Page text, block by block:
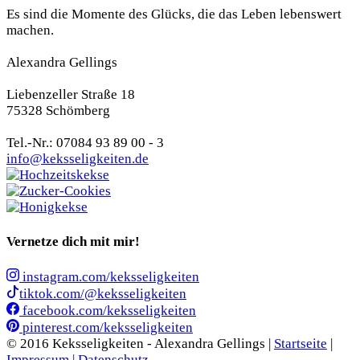
Es sind die Momente des Glücks, die das Leben lebenswert
machen.
Alexandra Gellings
Liebenzeller Straße 18
75328 Schömberg
Tel.-Nr.: 07084 93 89 00 - 3
info@keksseligkeiten.de
Vernetze dich mit mir!
instagram.com/keksseligkeiten
tiktok.com/@keksseligkeiten
facebook.com/keksseligkeiten
pinterest.com/keksseligkeiten
© 2016 Keksseligkeiten - Alexandra Gellings | Startseite |